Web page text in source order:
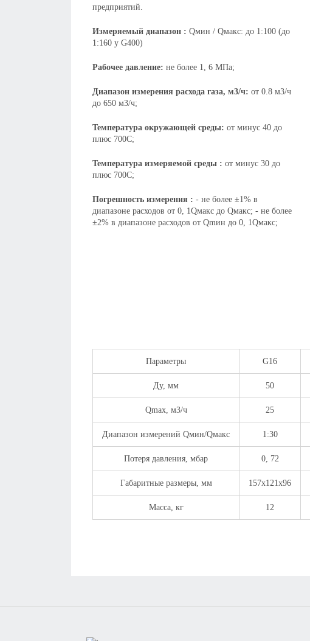
предприятий.
Измеряемый диапазон : Qмин / Qмакс: до 1:100 (до
1:160 у G400)
Рабочее давление: не более 1, 6 МПа;
Диапазон измерения расхода газа, м3/ч: от 0.8 м3/ч
до 650 м3/ч;
Температура окружающей среды: от минус 40 до
плюс 700С;
Температура измеряемой среды : от минус 30 до
плюс 700С;
Погрешность измерения : - не более ±1% в
диапазоне расходов от 0, 1Qмакс до Qмакс; - не более
±2% в диапазоне расходов от Qmин до 0, 1Qмакс;
Параметры G16
Ду, мм 50
Qmax, м3/ч 25
Диапазон измерений Qмин/Qмакс 1:30
Потеря давления, мбар 0, 72
Габаритные размеры, мм 157x121x96
Масса, кг 12